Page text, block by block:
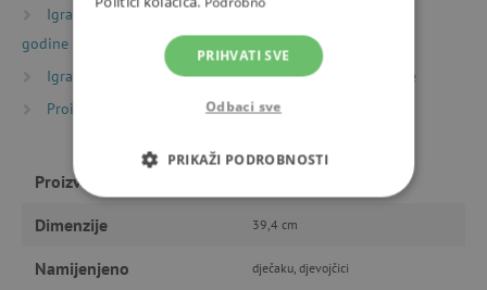
Igračke prema starosti
Igre i igračke za djecu od 3
godine
Igračke prema starosti
Igre i igračke za predškolce
Proizvođači
Bigjigs
Proizvođač
Dimenzije 39,4 cm
Namijenjeno dječaku, djevojčici
PRIHVATI SVE
Odbaci sve
PRIKAŽI PODROBNOSTI